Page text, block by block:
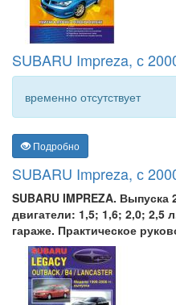
SUBARU Impreza, с
временно отсутствует
Подробно
SUBARU Impreza, с
SUBARU IMPREZA.
двигатели: 1,5; 1,6; 2,0; 2,5
гараже. Практическое